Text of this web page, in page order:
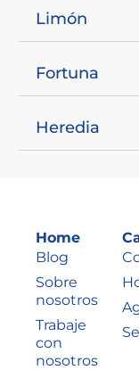
Limón
Fortuna
Heredia
Home
Blog
Sobre
nosotros
Trabaje
con
nosotros